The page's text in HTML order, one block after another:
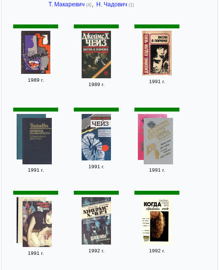
Т. Макаревич (4) Н. Чадович (1)
1989 г.
1989 г.
1991 г.
1991 г.
1991 г.
1991 г.
1991 г. 1992 г. 1992 г.